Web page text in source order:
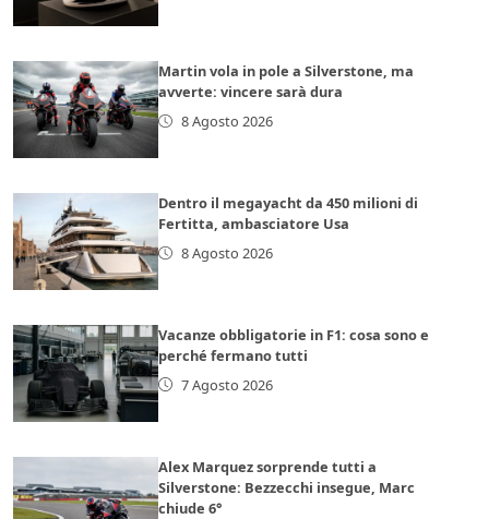
Martin vola in pole a Silverstone, ma
avverte: vincere sarà dura
8 Agosto 2026
Dentro il megayacht da 450 milioni di
Fertitta, ambasciatore Usa
8 Agosto 2026
Vacanze obbligatorie in F1: cosa sono e
perché fermano tutti
7 Agosto 2026
Alex Marquez sorprende tutti a
Silverstone: Bezzecchi insegue, Marc
chiude 6°